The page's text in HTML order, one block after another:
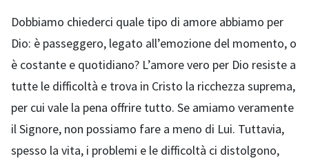
Dobbiamo chiederci quale tipo di amore abbiamo per
Dio: è passeggero, legato all’emozione del momento, o
è costante e quotidiano? L’amore vero per Dio resiste a
tutte le difficoltà e trova in Cristo la ricchezza suprema,
per cui vale la pena offrire tutto. Se amiamo veramente
il Signore, non possiamo fare a meno di Lui. Tuttavia,
spesso la vita, i problemi e le difficoltà ci distolgono,